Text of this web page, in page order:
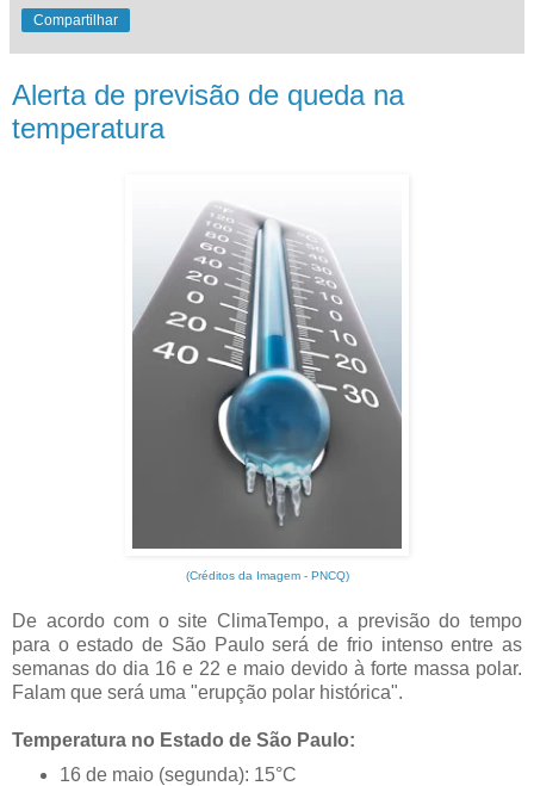
Compartilhar
Alerta de previsão de queda na
temperatura
(Créditos da Imagem - PNCQ)
De acordo com o site ClimaTempo, a previsão do tempo
para o estado de São Paulo será de frio intenso entre as
semanas do dia 16 e 22 e maio devido à forte massa polar.
Falam que será uma "erupção polar histórica".
Temperatura no Estado de São Paulo:
16 de maio (segunda): 15°C